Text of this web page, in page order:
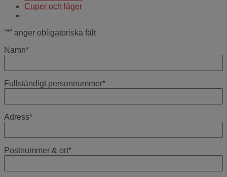
Cuper och läger
”*” anger obligatoriska fält
Namn*
Fullständigt personnummer*
Adress*
Postnummer & ort*